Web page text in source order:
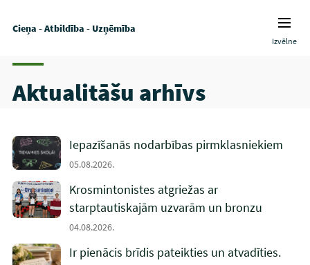
Cieņa - Atbildība - Uzņēmība
Izvēlne
Aktualitāšu arhīvs
Iepazīšanās nodarbības pirmklasniekiem
05.08.2026.
Krosmintonistes atgriežas ar
starptautiskajām uzvarām un bronzu
04.08.2026.
Ir pienācis brīdis pateikties un atvadīties.